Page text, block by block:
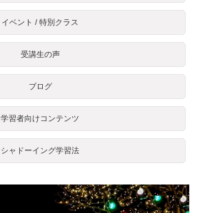
イベント / 特別クラス
受講生の声
ブログ
学習者向けコンテンツ
シャドーイング学習法